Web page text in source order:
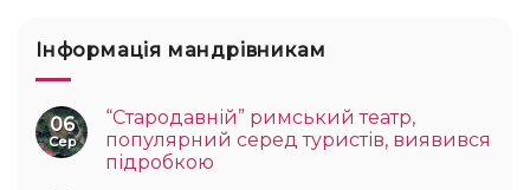
Інформація мандрівникам
06
Сер
“Стародавній” римський театр,
популярний серед туристів, виявився
підробкою